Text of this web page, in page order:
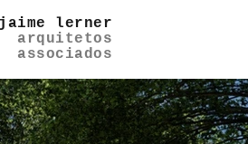
jaime lerner
arquitetos
associados